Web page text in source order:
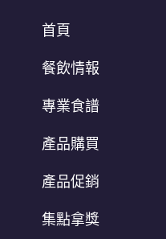
首頁
餐飲情報
專業食譜
產品購買
產品促銷
集點拿獎